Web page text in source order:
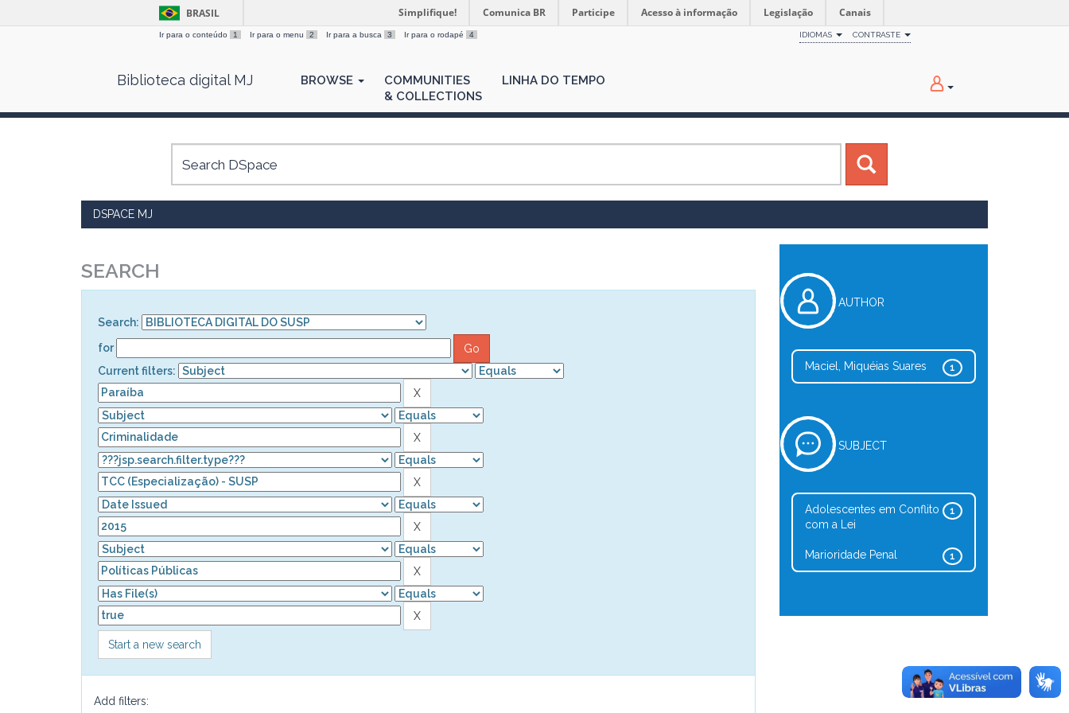
BRASIL Simplifique! Comunica BR Participe Acesso à informação Legislação Canais
Ir para o conteúdo 1 Ir para o menu 2 Ir para a busca 3 Ir para o rodapé 4 IDIOMAS CONTRASTE
Biblioteca digital MJ BROWSE
COMMUNITIES
& COLLECTIONS
LINHA DO TEMPO
DSPACE MJ
SEARCH
Search:
for
Current filters:
Start a new search
Add filters:
AUTHOR
1
Maciel, Miquéias Suares
SUBJECT
1
Adolescentes em Conflito
com a Lei
1
Marioridade Penal